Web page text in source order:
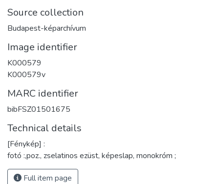
Source collection
Budapest-képarchívum
Image identifier
K000579
K000579v
MARC identifier
bibFSZ01501675
Technical details
[Fénykép] :
fotó :,poz., zselatinos ezüst, képeslap, monokróm ;
Full item page